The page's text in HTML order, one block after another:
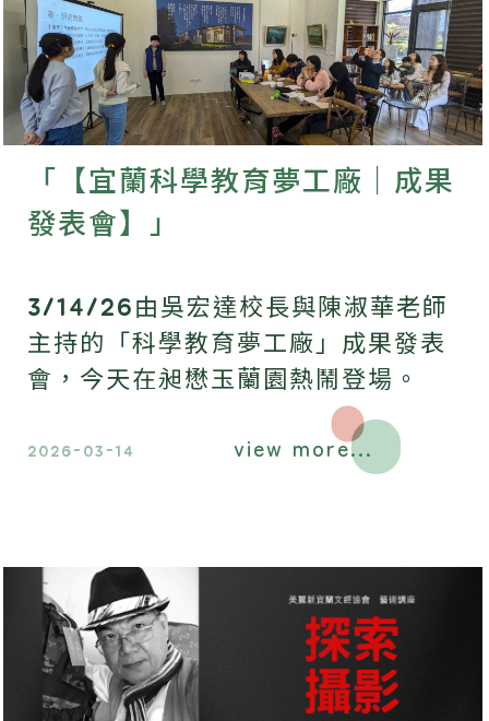
「【宜蘭科學教育夢工廠｜成果
發表會】」
3/14/26由吳宏達校長與陳淑華老師
主持的「科學教育夢工廠」成果發表
會，今天在昶懋玉蘭園熱鬧登場。
2026-03-14 view more...